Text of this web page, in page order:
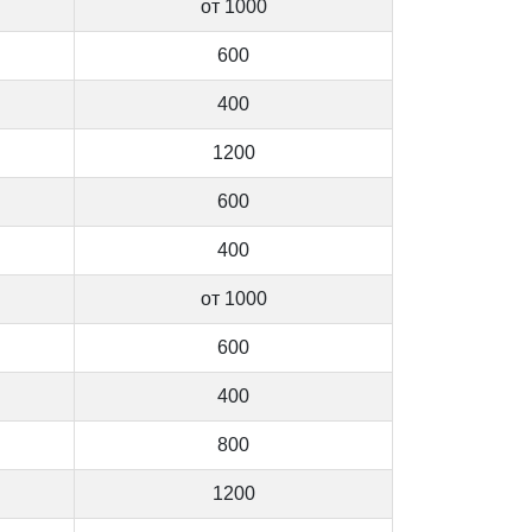
от 1000
600
400
1200
600
400
от 1000
600
400
800
1200